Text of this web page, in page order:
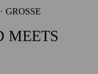
O
MEETS